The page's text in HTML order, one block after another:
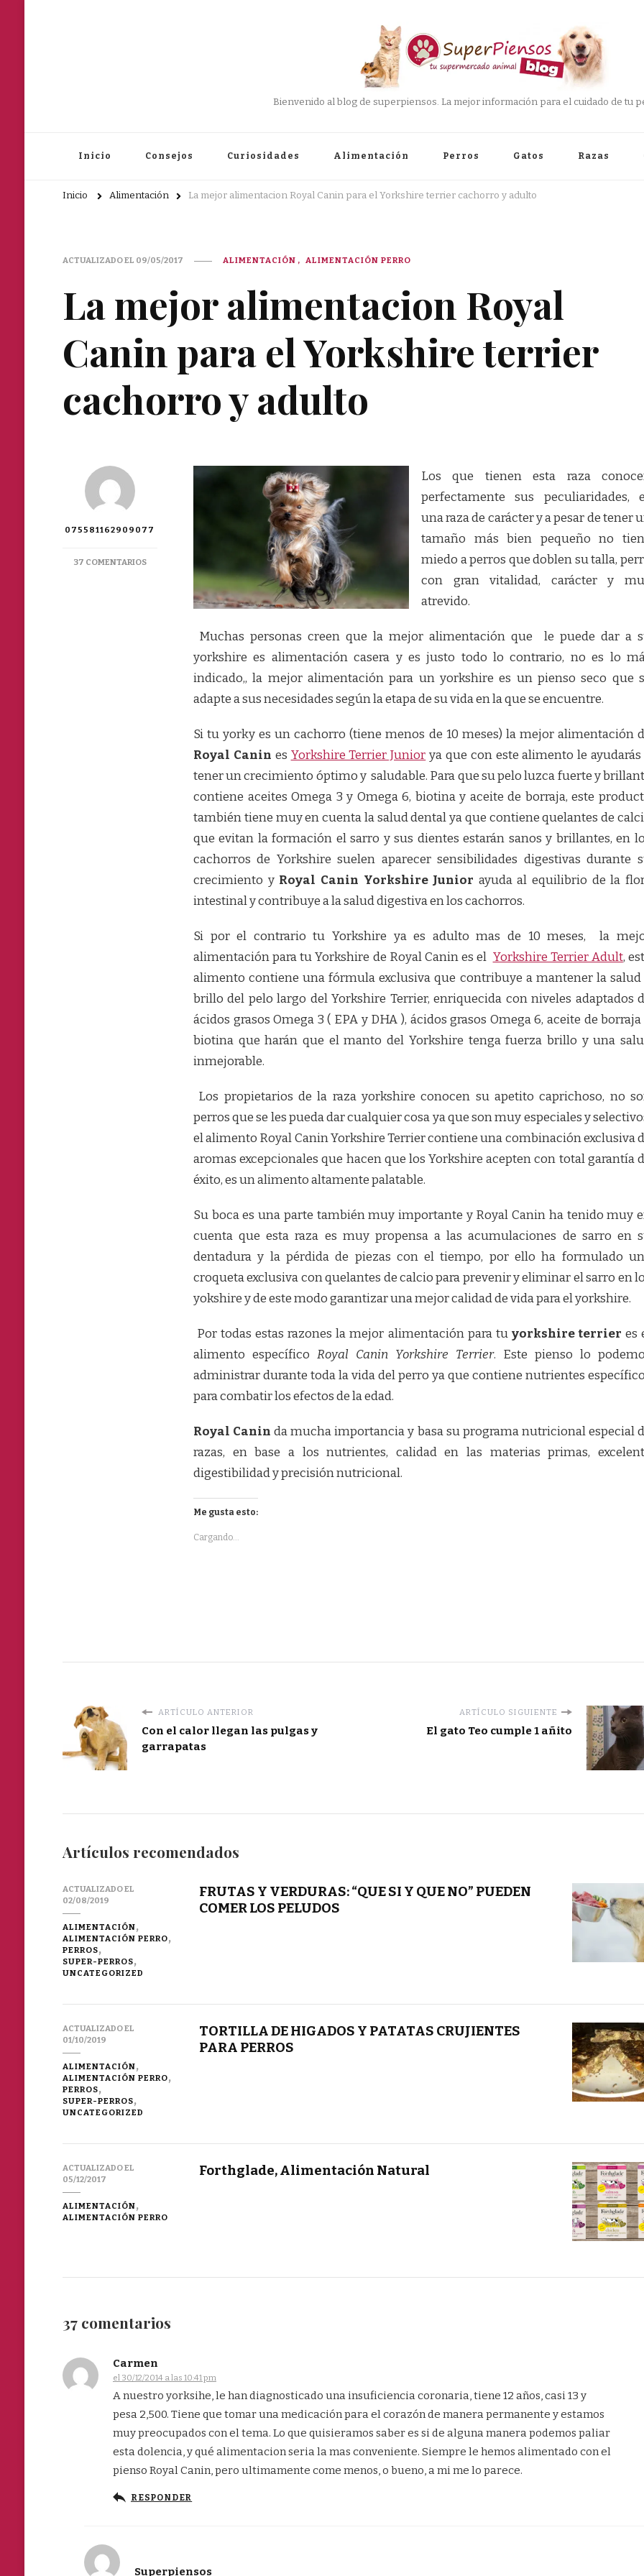
Bienvenido al blog de superpiensos. La mejor información para el cuidado de tu
Inicio Consejos Curiosidades Alimentación Perros Gatos Razas
Inicio Alimentación La mejor alimentacion Royal Canin para el Yorkshire terrier cachorro y adulto
ACTUALIZADO EL 09/05/2017 ALIMENTACIÓN ALIMENTACIÓN PERRO
La mejor alimentacion Royal
Canin para el Yorkshire terrier
cachorro y adulto
075581162909077
37 COMENTARIOSEN
ALIMENTACION
Los que tienen esta raza
perfectamente sus peculiaridades,
una raza de carácter y a pesar de tener
tamaño más bien pequeño no
miedo a perros que doblen su talla,
con gran vitalidad, carácter y
atrevido.
Muchas personas creen que la mejor alimentación que le puede dar a
yorkshire es alimentación casera y es justo todo lo contrario, no es lo
indicado,, la mejor alimentación para un yorkshire es un pienso seco que
adapte a sus necesidades según la etapa de su vida en la que se encuentre.
Si tu yorky es un cachorro (tiene menos de 10 meses) la mejor alimentación
Royal Canin es Yorkshire Terrier Junior ya que con este alimento le ayudarás
tener un crecimiento óptimo y saludable. Para que su pelo luzca fuerte y
contiene aceites Omega 3 y Omega 6, biotina y aceite de borraja, este
también tiene muy en cuenta la salud dental ya que contiene quelantes de
que evitan la formación el sarro y sus dientes estarán sanos y brillantes, en
cachorros de Yorkshire suelen aparecer sensibilidades digestivas durante
crecimiento y Royal Canin Yorkshire Junior ayuda al equilibrio de la
intestinal y contribuye a la salud digestiva en los cachorros.
Si por el contrario tu Yorkshire ya es adulto mas de 10 meses, la
alimentación para tu Yorkshire de Royal Canin es el Yorkshire Terrier Adult,
alimento contiene una fórmula exclusiva que contribuye a mantener la salud
brillo del pelo largo del Yorkshire Terrier, enriquecida con niveles adaptados
ácidos grasos Omega 3 ( EPA y DHA ), ácidos grasos Omega 6, aceite de
biotina que harán que el manto del Yorkshire tenga fuerza brillo y una
inmejorable.
Los propietarios de la raza yorkshire conocen su apetito caprichoso, no
perros que se les pueda dar cualquier cosa ya que son muy especiales y
el alimento Royal Canin Yorkshire Terrier contiene una combinación exclusiva
aromas excepcionales que hacen que los Yorkshire acepten con total garantía
éxito, es un alimento altamente palatable.
Su boca es una parte también muy importante y Royal Canin ha tenido muy
cuenta que esta raza es muy propensa a las acumulaciones de sarro en
dentadura y la pérdida de piezas con el tiempo, por ello ha formulado
croqueta exclusiva con quelantes de calcio para prevenir y eliminar el sarro en
yokshire y de este modo garantizar una mejor calidad de vida para el yorkshire.
Por todas estas razones la mejor alimentación para tu yorkshire terrier es
alimento específico Royal Canin Yorkshire Terrier. Este pienso lo
administrar durante toda la vida del perro ya que contiene nutrientes
para combatir los efectos de la edad.
Royal Canin da mucha importancia y basa su programa nutricional especial
razas, en base a los nutrientes, calidad en las materias primas,
digestibilidad y precisión nutricional.
Me gusta esto:
Cargando...
ARTÍCULO ANTERIOR
Con el calor llegan las pulgas y
garrapatas
ARTÍCULO SIGUIENTE
El gato Teo cumple 1 añito
Artículos recomendados
ACTUALIZADO EL
02/08/2019
ALIMENTACIÓN
ALIMENTACIÓN PERRO
PERROS
SUPER-PERROS
UNCATEGORIZED
FRUTAS Y VERDURAS: “QUE SI Y QUE NO” PUEDEN
COMER LOS PELUDOS
ACTUALIZADO EL
01/10/2019
ALIMENTACIÓN
ALIMENTACIÓN PERRO
PERROS
SUPER-PERROS
UNCATEGORIZED
TORTILLA DE HIGADOS Y PATATAS CRUJIENTES
PARA PERROS
ACTUALIZADO EL
05/12/2017
ALIMENTACIÓN
ALIMENTACIÓN PERRO
Forthglade, Alimentación Natural
37 comentarios
Carmen
el 30/12/2014 a las 10:41 pm
A nuestro yorksihe, le han diagnosticado una insuficiencia coronaria, tiene 12 años, casi 13 y
pesa 2,500. Tiene que tomar una medicación para el corazón de manera permanente y estamos
muy preocupados con el tema. Lo que quisieramos saber es si de alguna manera podemos paliar
esta dolencia, y qué alimentacion seria la mas conveniente. Siempre le hemos alimentado con el
pienso Royal Canin, pero ultimamente come menos, o bueno, a mi me lo parece.
RESPONDER
Superpiensos